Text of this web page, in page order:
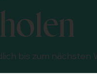
bis zum nächsten